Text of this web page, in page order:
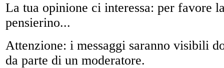
La tua opinione ci interessa: per favore
pensierino...
Attenzione: i messaggi saranno visibili
da parte di un moderatore.